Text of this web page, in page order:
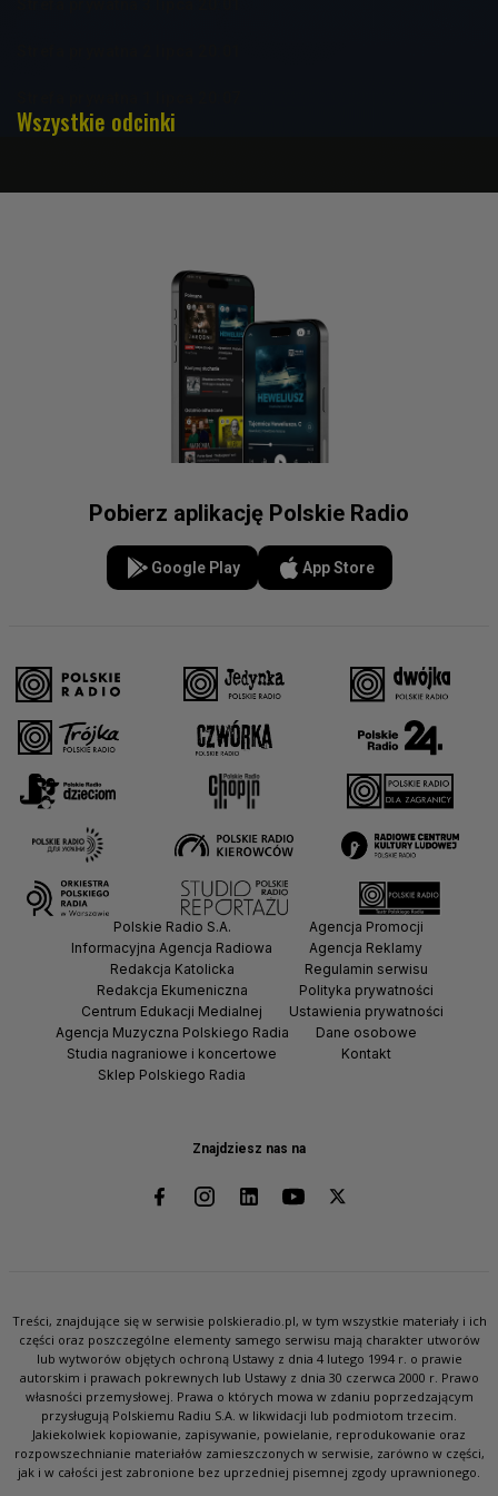
Wszystkie odcinki
Pobierz aplikację Polskie Radio
Google Play App Store
Znajdziesz nas na
Polskie Radio S.A.
Informacyjna Agencja Radiowa
Redakcja Katolicka
Redakcja Ekumeniczna
Centrum Edukacji Medialnej
Agencja Muzyczna Polskiego Radia
Studia nagraniowe i koncertowe
Sklep Polskiego Radia
Agencja Promocji
Agencja Reklamy
Regulamin serwisu
Polityka prywatności
Ustawienia prywatności
Dane osobowe
Kontakt
Treści, znajdujące się w serwisie polskieradio.pl, w tym wszystkie materiały i ich
części oraz poszczególne elementy samego serwisu mają charakter utworów
lub wytworów objętych ochroną Ustawy z dnia 4 lutego 1994 r. o prawie
autorskim i prawach pokrewnych lub Ustawy z dnia 30 czerwca 2000 r. Prawo
własności przemysłowej. Prawa o których mowa w zdaniu poprzedzającym
przysługują Polskiemu Radiu S.A. w likwidacji lub podmiotom trzecim.
Jakiekolwiek kopiowanie, zapisywanie, powielanie, reprodukowanie oraz
rozpowszechnianie materiałów zamieszczonych w serwisie, zarówno w części,
jak i w całości jest zabronione bez uprzedniej pisemnej zgody uprawnionego.